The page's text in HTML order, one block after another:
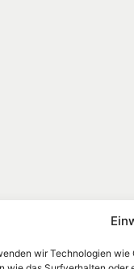
wir Technologien